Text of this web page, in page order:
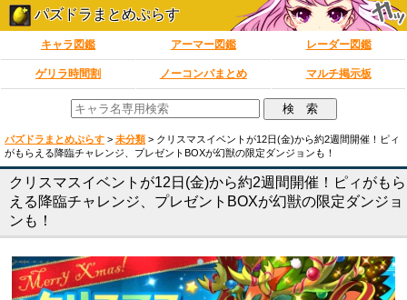
パズドラまとめぷらす
キャラ図鑑 アーマー図鑑 レーダー図鑑
ゲリラ時間割 ノーコンパまとめ マルチ掲示板
パズドラまとめぷらす > 未分類 > クリスマスイベントが12日(金)から約2週間開催！ピィ
がもらえる降臨チャレンジ、プレゼントBOXが幻獣の限定ダンジョンも！
クリスマスイベントが12日(金)から約2週間開催！ピィがもら
える降臨チャレンジ、プレゼントBOXが幻獣の限定ダンジョ
ンも！